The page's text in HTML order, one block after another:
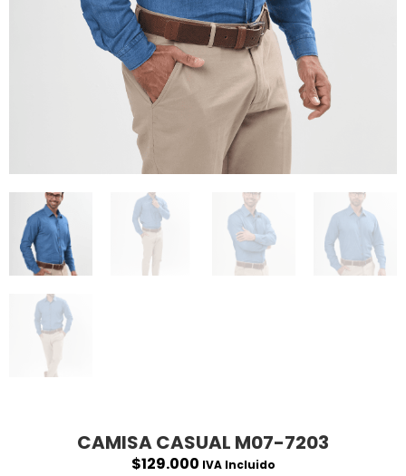
CAMISA CASUAL M07-7203
$129.000 IVA Incluido